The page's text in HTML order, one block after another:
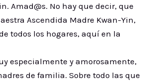
Amad@s. No hay que decir, que
Ascendida Madre Kwan-Yin,
todos los hogares, aquí en la
especialmente y amorosamente,
de familia. Sobre todo las que